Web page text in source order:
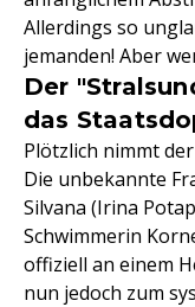
Allerdings so
jemanden! Aber
Der
das
Plötzlich nimmt
Die unbekannte
Silvana (Irina
Schwimmerin
offiziell an einem
nun jedoch zum